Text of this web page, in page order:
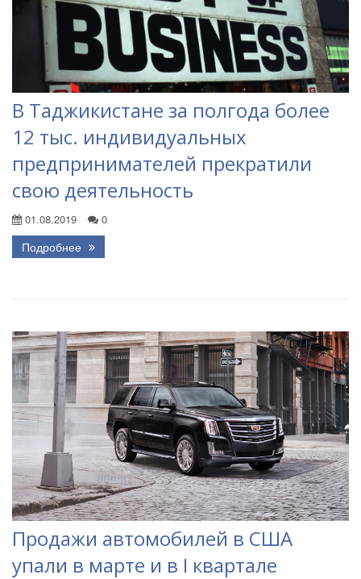
В Таджикистане за полгода более
12 тыс. индивидуальных
предпринимателей прекратили
свою деятельность
01.08.2019 0
Подробнее
Продажи автомобилей в США
упали в марте и в I квартале